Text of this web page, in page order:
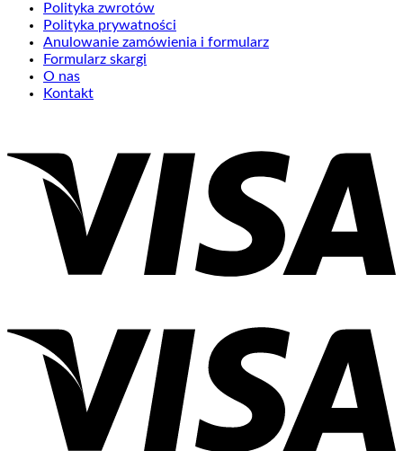
Polityka zwrotów
Polityka prywatności
Anulowanie zamówienia i formularz
Formularz skargi
O nas
Kontakt